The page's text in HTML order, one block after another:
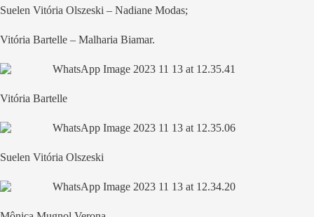
Suelen Vitória Olszeski – Nadiane Modas;
Vitória Bartelle – Malharia Biamar.
Vitória Bartelle
Suelen Vitória Olszeski